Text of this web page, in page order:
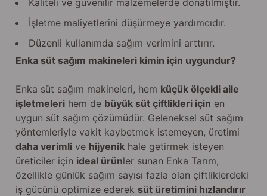
İşletme maliyetlerini düşürmeye yardımcıdır.
Düzenli kullanımda sağım verimini arttırır.
Enka süt sağım makineleri kimin için uygundur?
Enka süt sağım makineleri, hem küçük ölçekli aile
işletmeleri hem de büyük süt çiftlikleri için en
uygun süt sağım çözümüdür. Geleneksel süt sağım
yöntemleriyle vakit kaybetmek istemeyen, üretimi
daha verimli ve hijyenik hale getirmek isteyen
üreticiler için ideal ürünler sunan Enka Tarım,
özellikle günlük sağım sayısı fazla olan çiftliklerdeki
iş gücünü optimize ederek süt üretimini hızlandırır